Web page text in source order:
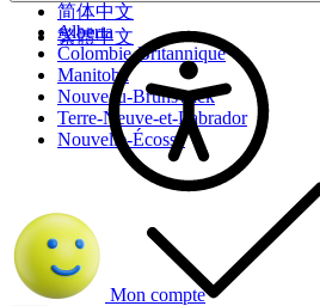
简体中文
繁體中文
Alberta
Colombie-Britannique
Manitoba
Nouveau-Brunswick
Terre-Neuve-et-Labrador
Nouvelle-Écosse
Mon compte